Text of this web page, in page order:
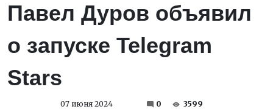
Павел Дуров объявил
о запуске Telegram
Stars
07 июня 2024 0 3599